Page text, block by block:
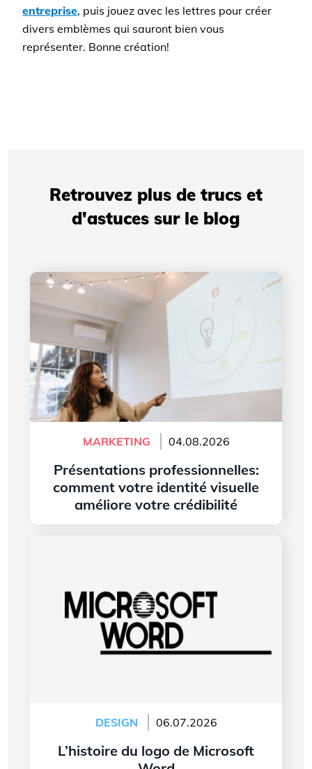
entreprise, puis jouez avec les lettres pour créer
divers emblèmes qui sauront bien vous
représenter. Bonne création!
Retrouvez plus de trucs et
d'astuces sur le blog
MARKETING 04.08.2026
Présentations professionnelles:
comment votre identité visuelle
améliore votre crédibilité
Présentations professionnelles: comment votre
identité visuelle améliore votre crédibilité
DESIGN 06.07.2026
L’histoire du logo de Microsoft